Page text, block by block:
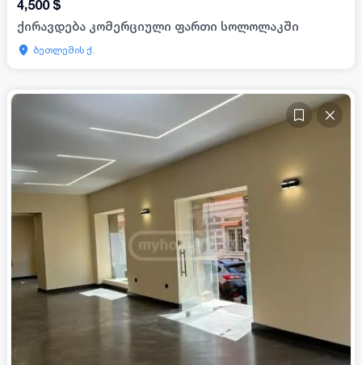
4,500 $
ქირავდება კომერციული ფართი სოლოლაკში
ბეთლემის ქ.